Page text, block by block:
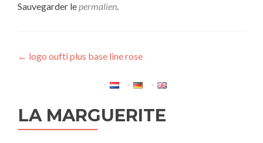
Sauvegarder lepermalien.
Navigation
← logo oufti plus base line rose
LA MARGUERITE